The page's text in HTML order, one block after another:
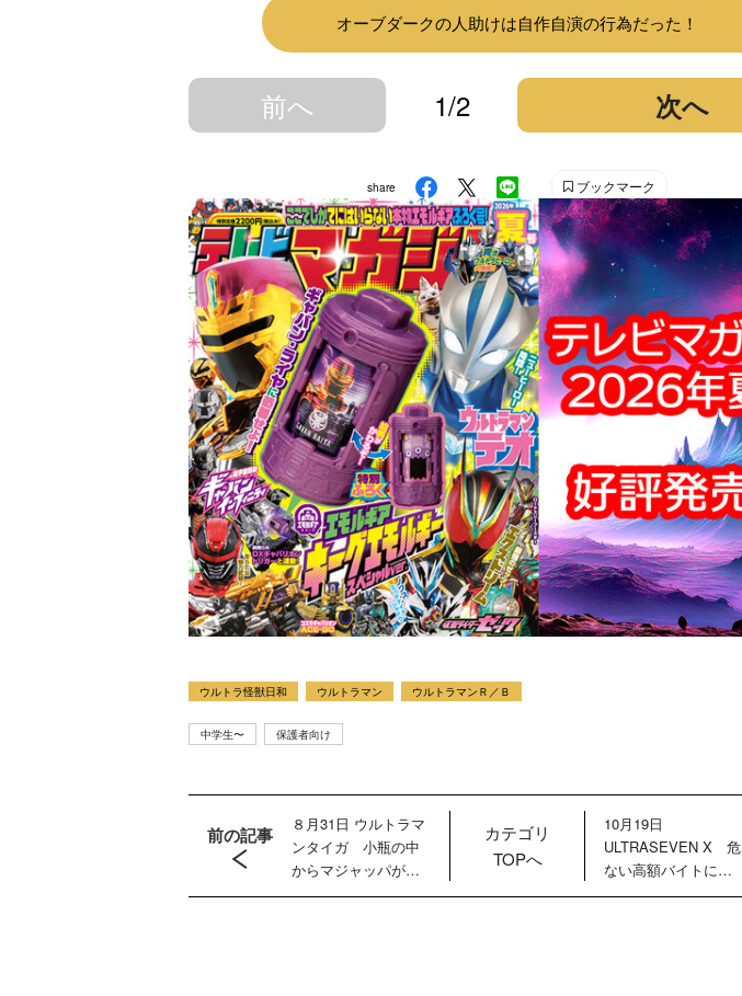
オーブダークの人助けは自作自演の行為だった！
前へ 1/2 次へ
share ブックマーク
ウルトラ怪獣日和 ウルトラマン ウルトラマンＲ／Ｂ
中学生〜 保護者向け
前の記事
８月31日 ウルトラマ
ンタイガ 小瓶の中
からマジャッパが出
現！
カテゴリ
TOPへ
10月19日
ULTRASEVEN X 危
ない高額バイトに若
者が殺到！ 暗躍す